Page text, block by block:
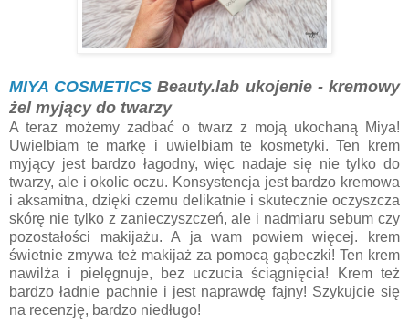
MIYA COSMETICS Beauty.lab ukojenie - kremowy
żel myjący do twarzy
A teraz możemy zadbać o twarz z moją ukochaną Miya!
Uwielbiam te markę i uwielbiam te kosmetyki. Ten krem
myjący jest bardzo łagodny, więc nadaje się nie tylko do
twarzy, ale i okolic oczu. Konsystencja jest bardzo kremowa
i aksamitna, dzięki czemu delikatnie i skutecznie oczyszcza
skórę nie tylko z zanieczyszczeń, ale i nadmiaru sebum czy
pozostałości makijażu. A ja wam powiem więcej. krem
świetnie zmywa też makijaż za pomocą gąbeczki! Ten krem
nawilża i pielęgnuje, bez uczucia ściągnięcia! Krem też
bardzo ładnie pachnie i jest naprawdę fajny! Szykujcie się
na recenzję, bardzo niedługo!